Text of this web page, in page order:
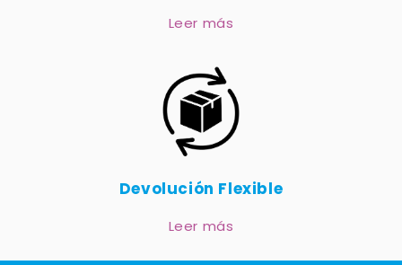
Leer más
Devolución Flexible
Leer más